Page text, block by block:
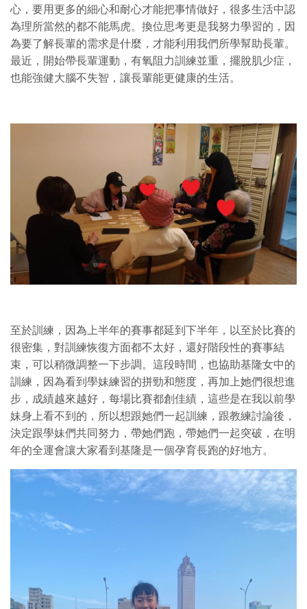
心，要用更多的細心和耐心才能把事情做好，很多生活中認
為理所當然的都不能馬虎。換位思考更是我努力學習的，因
為要了解長輩的需求是什麼，才能利用我們所學幫助長輩。
最近，開始帶長輩運動，有氧阻力訓練並重，擺脫肌少症，
也能強健大腦不失智，讓長輩能更健康的生活。
至於訓練，因為上半年的賽事都延到下半年，以至於比賽的
很密集，對訓練恢復方面都不太好，還好階段性的賽事結
束，可以稍微調整一下步調。這段時間，也協助基隆女中的
訓練，因為看到學妹練習的拼勁和態度，再加上她們很想進
步，成績越來越好，每場比賽都創佳績，這些是在我以前學
妹身上看不到的，所以想跟她們一起訓練，跟教練討論後，
決定跟學妹們共同努力，帶她們跑，帶她們一起突破，在明
年的全運會讓大家看到基隆是一個孕育長跑的好地方。